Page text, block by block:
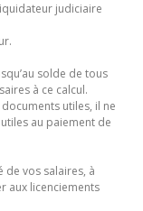
judiciaire
solde de tous
à ce calcul.
utiles, il ne
au paiement de
de vos salaires, à
aux licenciements